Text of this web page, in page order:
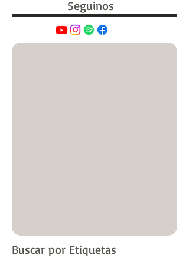
Seguinos
Buscar por Etiquetas